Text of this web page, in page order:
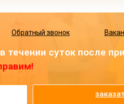
Обратный звонок
суток после